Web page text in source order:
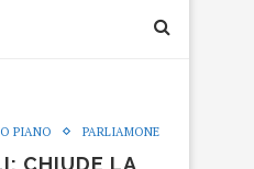
PIANO PARLIAMONE
CHIUDE LA